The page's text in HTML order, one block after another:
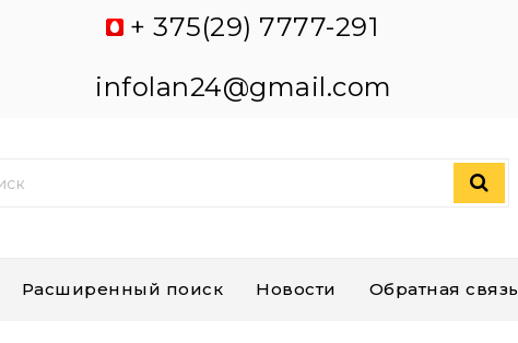
+ 375(29) 7777-291
infolan24@gmail.com
Расширенный поиск Новости Обратная связь